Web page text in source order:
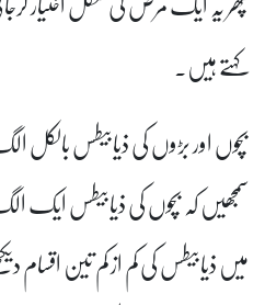
کہتے ہیں۔
بچوں اور بڑوں کی ذیابیطس
سمجھیں کہ بچوں کی ذیابیطس ایک
میں ذیابیطس کی کم از کم تین